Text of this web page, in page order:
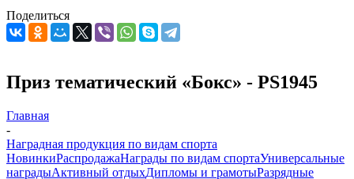
Поделиться
Приз тематический «Бокс» - PS1945
Главная
-
Наградная продукция по видам спорта
НовинкиРаспродажаНаграды по видам спортаУниверсальные
наградыАктивный отдыхДипломы и грамотыРазрядные